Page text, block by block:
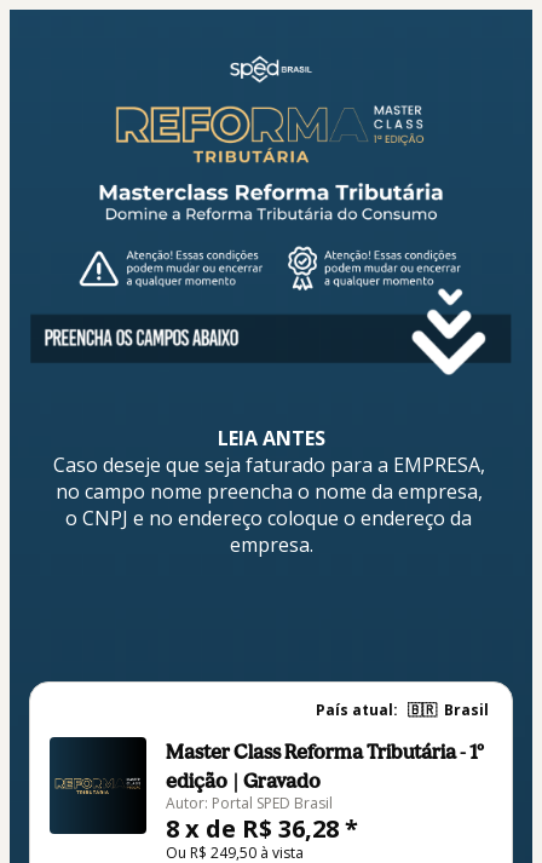
LEIA ANTES
Caso deseje que seja faturado para a EMPRESA,
no campo nome preencha o nome da empresa,
o CNPJ e no endereço coloque o endereço da
empresa.
País atual: 🇧🇷 Brasil
Master Class Reforma Tributária - 1º
edição | Gravado
Autor: Portal SPED Brasil
8 x de R$ 36,28 *
Ou R$ 249,50 à vista